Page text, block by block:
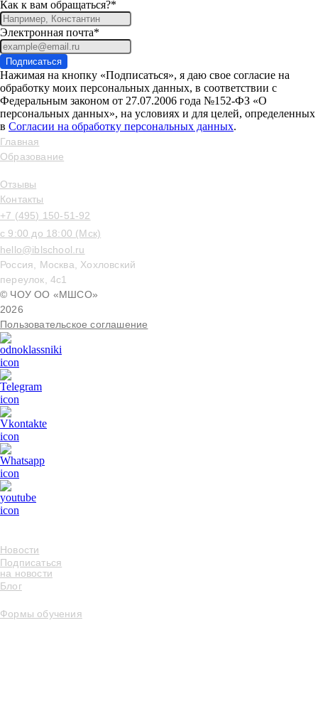
Главная
Образование
Отзывы
Контакты
+7 (495) 150-51-92
с 9:00 до 18:00 (Мск)
hello@iblschool.ru
Россия, Москва, Хохловский
переулок, 4c1
© ЧОУ ОО «МШСО»
2026
Пользовательское соглашение
Новости
Подписаться
на новости
Блог
Формы обучения
Как к вам обращаться?*
Электронная почта*
Подписаться
Нажимая на кнопку «Подписаться», я даю свое согласие на
обработку моих персональных данных, в соответствии с
Федеральным законом от 27.07.2006 года №152-ФЗ «О
персональных данных», на условиях и для целей, определенных
в Согласии на обработку персональных данных.